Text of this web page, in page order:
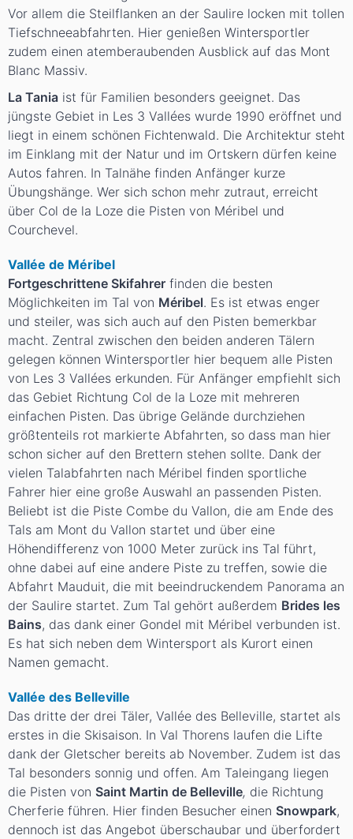
Vor allem die Steilflanken an der Saulire locken mit tollen
Tiefschneeabfahrten. Hier genießen Wintersportler
zudem einen atemberaubenden Ausblick auf das Mont
Blanc Massiv.
La Tania ist für Familien besonders geeignet. Das
jüngste Gebiet in Les 3 Vallées wurde 1990 eröffnet und
liegt in einem schönen Fichtenwald. Die Architektur steht
im Einklang mit der Natur und im Ortskern dürfen keine
Autos fahren. In Talnähe finden Anfänger kurze
Übungshänge. Wer sich schon mehr zutraut, erreicht
über Col de la Loze die Pisten von Méribel und
Courchevel.
Vallée de Méribel
Fortgeschrittene Skifahrer finden die besten
Möglichkeiten im Tal von Méribel. Es ist etwas enger
und steiler, was sich auch auf den Pisten bemerkbar
macht. Zentral zwischen den beiden anderen Tälern
gelegen können Wintersportler hier bequem alle Pisten
von Les 3 Vallées erkunden. Für Anfänger empfiehlt sich
das Gebiet Richtung Col de la Loze mit mehreren
einfachen Pisten. Das übrige Gelände durchziehen
größtenteils rot markierte Abfahrten, so dass man hier
schon sicher auf den Brettern stehen sollte. Dank der
vielen Talabfahrten nach Méribel finden sportliche
Fahrer hier eine große Auswahl an passenden Pisten.
Beliebt ist die Piste Combe du Vallon, die am Ende des
Tals am Mont du Vallon startet und über eine
Höhendifferenz von 1000 Meter zurück ins Tal führt,
ohne dabei auf eine andere Piste zu treffen, sowie die
Abfahrt Mauduit, die mit beeindruckendem Panorama an
der Saulire startet. Zum Tal gehört außerdem Brides les
Bains, das dank einer Gondel mit Méribel verbunden ist.
Es hat sich neben dem Wintersport als Kurort einen
Namen gemacht.
Vallée des Belleville
Das dritte der drei Täler, Vallée des Belleville, startet als
erstes in die Skisaison. In Val Thorens laufen die Lifte
dank der Gletscher bereits ab November. Zudem ist das
Tal besonders sonnig und offen. Am Taleingang liegen
die Pisten von Saint Martin de Belleville, die Richtung
Cherferie führen. Hier finden Besucher einen Snowpark,
dennoch ist das Angebot überschaubar und überfordert